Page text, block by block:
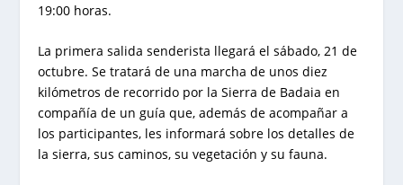
19:00 horas.
La primera salida senderista llegará el sábado, 21 de
octubre. Se tratará de una marcha de unos diez
kilómetros de recorrido por la Sierra de Badaia en
compañía de un guía que, además de acompañar a
los participantes, les informará sobre los detalles de
la sierra, sus caminos, su vegetación y su fauna.